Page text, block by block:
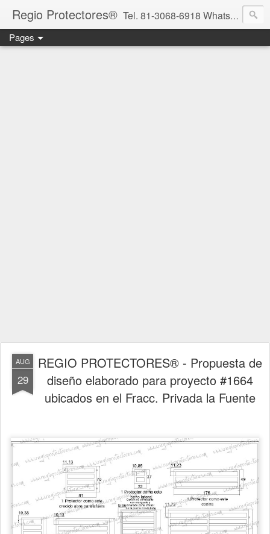
Regio Protectores® Tel. 81-3068-6918 WhatsApp 81-2636-2823 / 33-1145-3780 cotizacionregioprotectores@gmail.com / regioprotectores@gmail.com https://www.facebook.com/RegioProtectores/
Pages
AUG
29
REGIO PROTECTORES® - Propuesta de
diseño elaborado para proyecto #1664
ubicados en el Fracc. Privada la Fuente